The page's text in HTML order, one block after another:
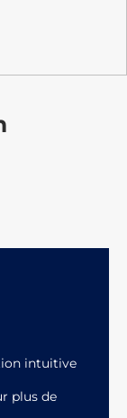
intuitive
plus de